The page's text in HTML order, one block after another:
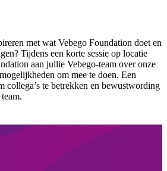
met wat Vebego Foundation doet en
Tijdens een korte sessie op locatie
aan jullie Vebego-team over onze
om mee te doen. Een
collega’s te betrekken en bewustwording